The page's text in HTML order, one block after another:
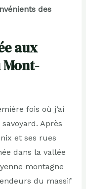
des
aux
fois où j’ai
Après
et ses rues
dans la vallée
montagne
du massif